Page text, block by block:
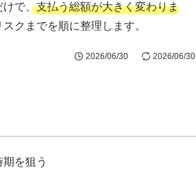
けで、支払う総額が大きく変わりま
クまでを順に整理します。
2026/06/30
2026/06/30
を狙う